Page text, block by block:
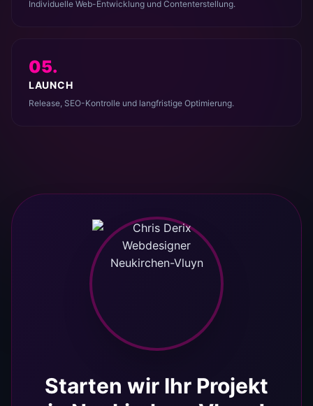
Individuelle Web-Entwicklung und Contenterstellung.
05.
LAUNCH
Release, SEO-Kontrolle und langfristige Optimierung.
Starten wir Ihr Projekt